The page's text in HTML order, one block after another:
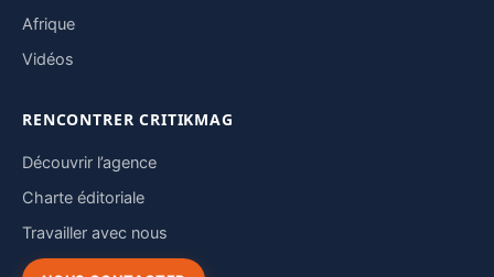
Afrique
Vidéos
RENCONTRER CRITIKMAG
Découvrir l’agence
Charte éditoriale
Travailler avec nous